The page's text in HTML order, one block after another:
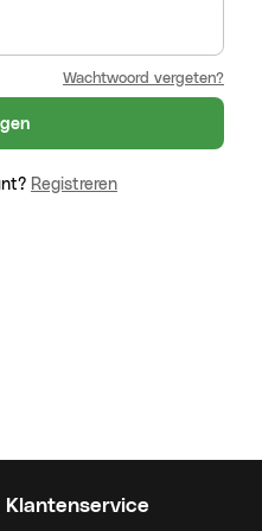
Wachtwoord vergeten?
Registreren
Klantenservice